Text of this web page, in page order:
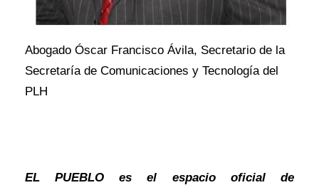
Abogado Óscar Francisco Ávila, Secretario de la
Secretaría de Comunicaciones y Tecnología del
PLH
EL PUEBLO es el espacio oficial de